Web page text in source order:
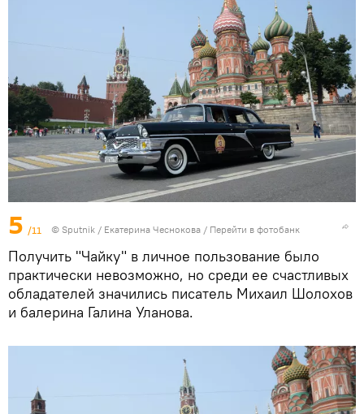
5 /11 © Sputnik / Екатерина Чеснокова / Перейти в фотобанк
Получить "Чайку" в личное пользование было
практически невозможно, но среди ее счастливых
обладателей значились писатель Михаил Шолохов
и балерина Галина Уланова.